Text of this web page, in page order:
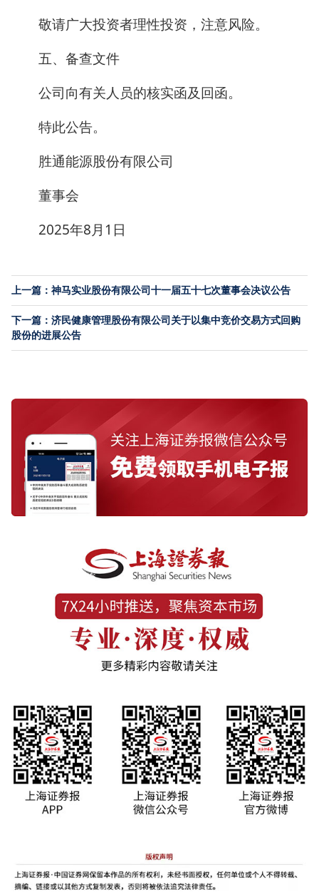
敬请广大投资者理性投资，注意风险。
五、备查文件
公司向有关人员的核实函及回函。
特此公告。
胜通能源股份有限公司
董事会
2025年8月1日
上一篇：神马实业股份有限公司十一届五十七次董事会决议公告
下一篇：济民健康管理股份有限公司关于以集中竞价交易方式回购
股份的进展公告